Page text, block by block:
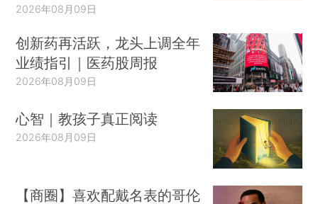
2026年08月09日
创新药再活跃，龙头上调全年
业绩指引｜医药股周报
2026年08月09日
心智｜教孩子真正阅读
2026年08月09日
【商圈】喜欢配戴名表的哥伦